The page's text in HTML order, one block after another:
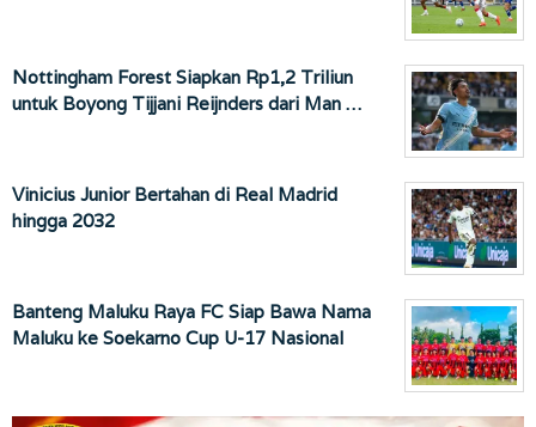
Nottingham Forest Siapkan Rp1,2 Triliun
untuk Boyong Tijjani Reijnders dari Man …
Vinicius Junior Bertahan di Real Madrid
hingga 2032
Banteng Maluku Raya FC Siap Bawa Nama
Maluku ke Soekarno Cup U-17 Nasional